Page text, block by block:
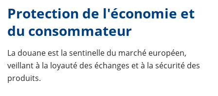
Protection de l'économie et
du consommateur
La douane est la sentinelle du marché européen,
veillant à la loyauté des échanges et à la sécurité des
produits.